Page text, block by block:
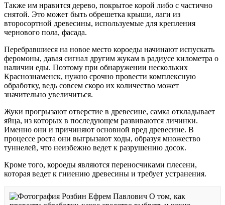
Также им нравится дерево, покрытое корой либо с частично
снятой. Это может быть обрешетка крыши, лаги из
второсортной древесины, используемые для крепления
чернового пола, фасада.
Перебравшиеся на новое место короеды начинают испускать
феромоны, давая сигнал другим жукам в радиусе километра о
наличии еды. Поэтому при обнаружении нескольких
Краснознаменск, нужно срочно провести комплексную
обработку, ведь совсем скоро их количество может
значительно увеличиться.
Жуки прогрызают отверстие в древесине, самка откладывает
яйца, из которых в последующем развиваются личинки.
Именно они и причиняют основной вред древесине. В
процессе роста они выгрызают ходы, образуя множество
туннелей, что неизбежно ведет к разрушению досок.
Кроме того, короеды являются переносчиками плесени,
которая ведет к гниению древесины и требует устранения.
О том, как